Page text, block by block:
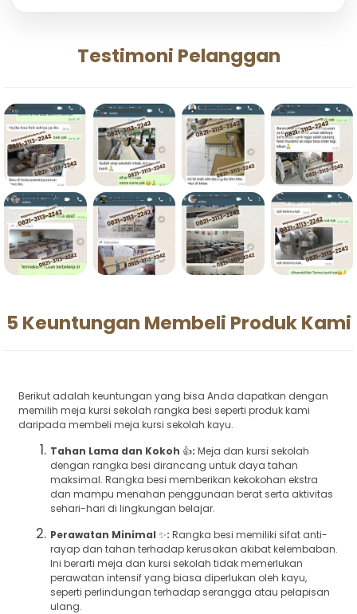
Testimoni Pelanggan
5 Keuntungan Membeli Produk Kami
Berikut adalah keuntungan yang bisa Anda dapatkan dengan
memilih meja kursi sekolah rangka besi seperti produk kami
daripada membeli meja kursi sekolah kayu.
Tahan Lama dan Kokoh 👍: Meja dan kursi sekolah
dengan rangka besi dirancang untuk daya tahan
maksimal. Rangka besi memberikan kekokohan ekstra
dan mampu menahan penggunaan berat serta aktivitas
sehari-hari di lingkungan belajar.
Perawatan Minimal ✨: Rangka besi memiliki sifat anti-
rayap dan tahan terhadap kerusakan akibat kelembaban.
Ini berarti meja dan kursi sekolah tidak memerlukan
perawatan intensif yang biasa diperlukan oleh kayu,
seperti perlindungan terhadap serangga atau pelapisan
ulang.